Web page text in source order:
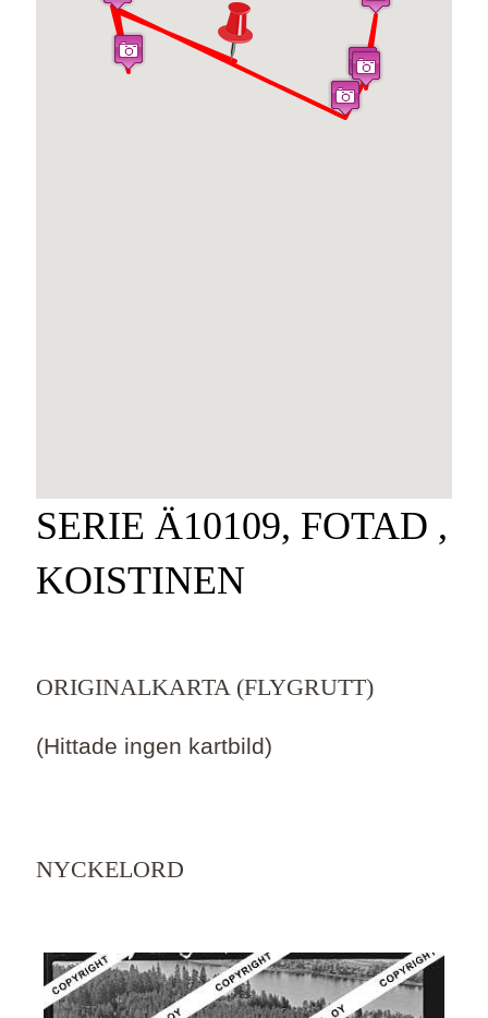
SERIE Ä10109, FOTAD ,
KOISTINEN
ORIGINALKARTA (FLYGRUTT)
(Hittade ingen kartbild)
NYCKELORD